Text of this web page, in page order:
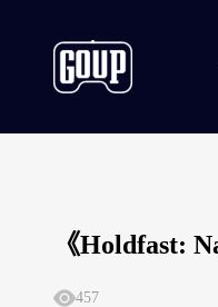
《Holdfast:
457